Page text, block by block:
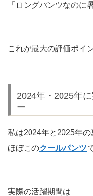
「ロングパンツなのに
これが最大の評価ポイ
2024年・2025年
ー
私は2024年と2025年の
ほぼこのクールパンツ
実際の活躍期間は